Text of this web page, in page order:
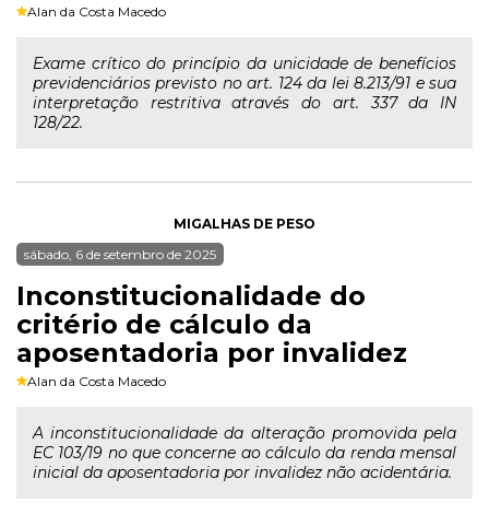
Alan da Costa Macedo
Exame crítico do princípio da unicidade de benefícios
previdenciários previsto no art. 124 da lei 8.213/91 e sua
interpretação restritiva através do art. 337 da IN
128/22.
MIGALHAS DE PESO
sábado, 6 de setembro de 2025
Inconstitucionalidade do
critério de cálculo da
aposentadoria por invalidez
Alan da Costa Macedo
A inconstitucionalidade da alteração promovida pela
EC 103/19 no que concerne ao cálculo da renda mensal
inicial da aposentadoria por invalidez não acidentária.